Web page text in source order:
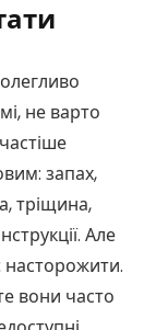
не варто
запах,
тріщина,
Але
насторожити.
вони часто